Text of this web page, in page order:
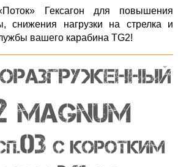
Гексагон для повышения
снижения нагрузки на стрелка и
вашего карабина TG2!